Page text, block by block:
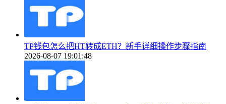
TP钱包怎么把HT转成ETH？新手详细操作步骤指南
2026-08-07 19:01:48